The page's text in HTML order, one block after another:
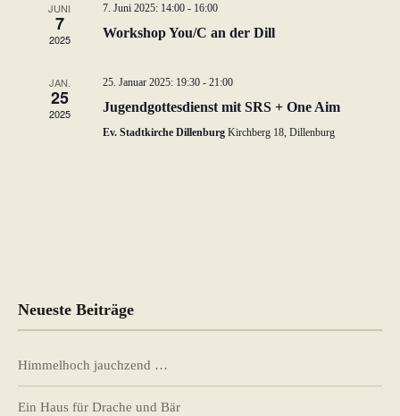
JUNI
7
2025
7. Juni 2025: 14:00- 16:00
Workshop You/C an der Dill
JAN.
25
2025
25. Januar 2025: 19:30- 21:00
Jugendgottesdienst mit SRS + One Aim
Ev. Stadtkirche Dillenburg Kirchberg 18, Dillenburg
Neueste Beiträge
Himmelhoch jauchzend …
Ein Haus für Drache und Bär